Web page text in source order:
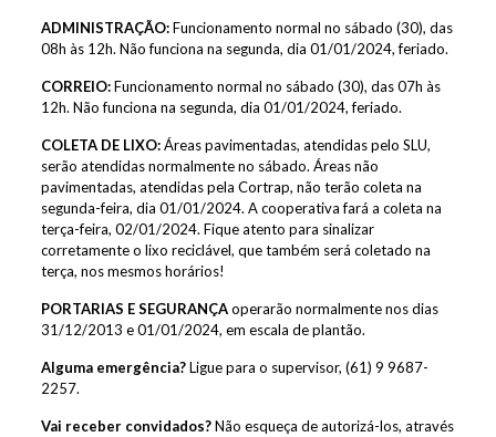
ADMINISTRAÇÃO:Funcionamento normal no sábado (30), das
08h às 12h. Não funciona na segunda, dia 01/01/2024, feriado.
CORREIO:Funcionamento normal no sábado (30), das 07h às
12h. Não funciona na segunda, dia 01/01/2024, feriado.
COLETA DE LIXO:Áreas pavimentadas, atendidas pelo SLU,
serão atendidas normalmente no sábado. Áreas não
pavimentadas, atendidas pela Cortrap, não terão coleta na
segunda-feira, dia 01/01/2024. A cooperativa fará a coleta na
terça-feira, 02/01/2024. Fique atento para sinalizar
corretamente o lixo reciclável, que também será coletado na
terça, nos mesmos horários!
PORTARIAS E SEGURANÇAoperarão normalmente nos dias
31/12/2013 e 01/01/2024, em escala de plantão.
Alguma emergência?Ligue para o supervisor, (61) 9 9687-
2257.
Vai receber convidados?Não esqueça de autorizá-los, através